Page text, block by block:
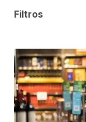
Filtros